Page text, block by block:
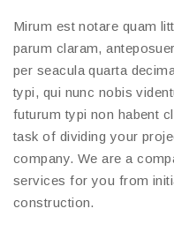
Mirum est notare quam
parum claram,
per seacula quarta
typi, qui nunc nobis
futurum typi non habent
task of dividing your
company. We are a
services for you from
construction.